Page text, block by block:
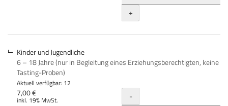
+
Kinder und Jugendliche
6 – 18 Jahre (nur in Begleitung eines Erziehungsberechtigten, keine
Tasting-Proben)
Aktuell verfügbar: 12
7,00 €
inkl. 19% MwSt. Menge
-